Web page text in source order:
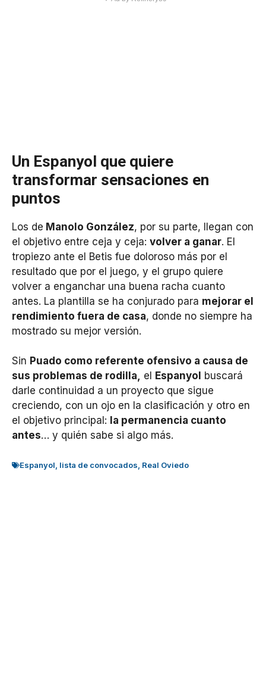
Un Espanyol que quiere
transformar sensaciones en
puntos
Los de Manolo González, por su parte, llegan con
el objetivo entre ceja y ceja: volver a ganar. El
tropiezo ante el Betis fue doloroso más por el
resultado que por el juego, y el grupo quiere
volver a enganchar una buena racha cuanto
antes. La plantilla se ha conjurado para mejorar el
rendimiento fuera de casa, donde no siempre ha
mostrado su mejor versión.
Sin Puado como referente ofensivo a causa de
sus problemas de rodilla, el Espanyol
buscará
darle continuidad a un proyecto que sigue
creciendo, con un ojo en la clasificación y otro en
el objetivo principal: la permanencia cuanto
antes… y quién sabe si algo más.
Espanyol lista de convocados Real Oviedo